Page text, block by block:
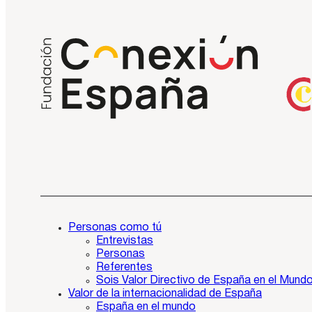
Personas como tú
Entrevistas
Personas
Referentes
Sois Valor Directivo de España en el
Valor de la internacionalidad de España
España en el mundo